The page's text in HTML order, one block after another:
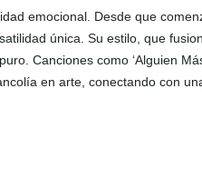
emocional. Desde que
única. Su estilo, que
Canciones como ‘Alguien
en arte, conectando con